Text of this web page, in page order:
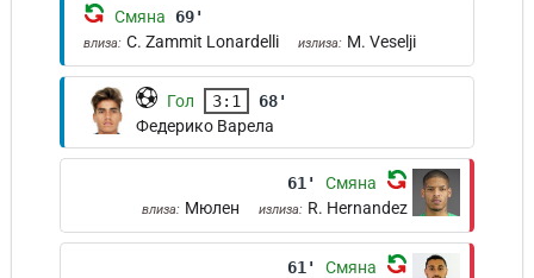
Смяна 69'
влиза: C. Zammit Lonardelli излиза: M. Veselji
Гол 3:1
68'
Федерико Варела
61' Смяна
влиза: Мюлен излиза: R. Hernandez
61' Смяна